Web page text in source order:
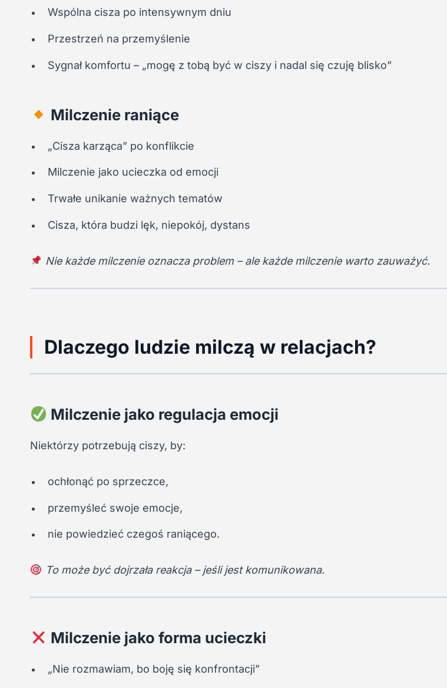
Wspólna cisza po intensywnym dniu
Przestrzeń na przemyślenie
Sygnał komfortu – „mogę z tobą być w ciszy i nadal się czuję blisko”
Milczenie raniące
„Cisza karząca” po konflikcie
Milczenie jako ucieczka od emocji
Trwałe unikanie ważnych tematów
Cisza, która budzi lęk, niepokój, dystans
Nie każde milczenie oznacza problem – ale każde milczenie warto zauważyć.
Dlaczego ludzie milczą w relacjach?
Milczenie jako regulacja emocji
Niektórzy potrzebują ciszy, by:
ochłonąć po sprzeczce,
przemyśleć swoje emocje,
nie powiedzieć czegoś raniącego.
To może być dojrzała reakcja – jeśli jest komunikowana.
Milczenie jako forma ucieczki
„Nie rozmawiam, bo boję się konfrontacji”